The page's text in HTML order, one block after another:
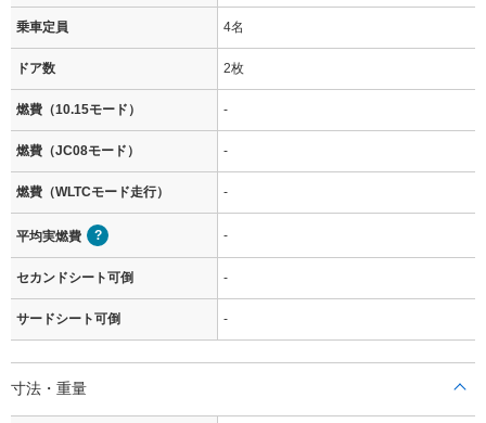
乗車定員 4名
ドア数 2枚
燃費（10.15モード） -
燃費（JC08モード） -
燃費（WLTCモード走行） -
平均実燃費 -
セカンドシート可倒 -
サードシート可倒 -
寸法・重量